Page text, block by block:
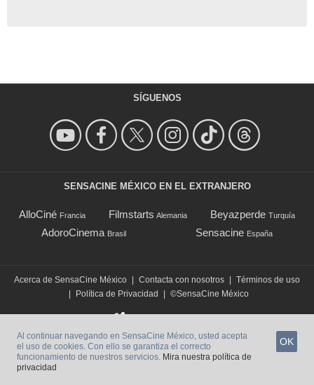
SÍGUENOS
SENSACINE MÉXICO EN EL EXTRANJERO
AlloCiné Francia Filmstarts Alemania Beyazperde Turquía
AdoroCinema Brasil Sensacine España
Acerca de SensaCine México Contacta con nosotros
Términos de uso
Política de Privacidad ©SensaCine México
Al continuar navegando en SensaCine México, usted acepta
el uso de cookies. Con ello se garantiza el correcto
funcionamiento de nuestros servicios. Mira nuestra política de
privacidad
OK